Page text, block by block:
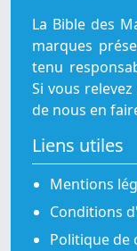
La Bible des
marques
tenu
Si vous
de nous en
Liens utiles
Mentions
Conditions
Politique de